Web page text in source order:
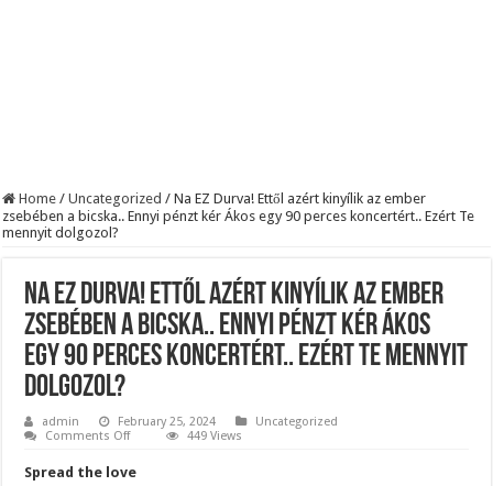
Home / Uncategorized / Na EZ Durva! Ettől azért kinyílik az ember
zsebében a bicska.. Ennyi pénzt kér Ákos egy 90 perces koncertért.. Ezért Te
mennyit dolgozol?
Na EZ Durva! Ettől azért kinyílik az ember
zsebében a bicska.. Ennyi pénzt kér Ákos
egy 90 perces koncertért.. Ezért Te mennyit
dolgozol?
admin February 25, 2024
Uncategorized
Comments Offon
Durva!
449 Views
Spread the love